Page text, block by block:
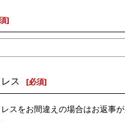
]
ス [必須]
レスをお間違えの場合はお返事